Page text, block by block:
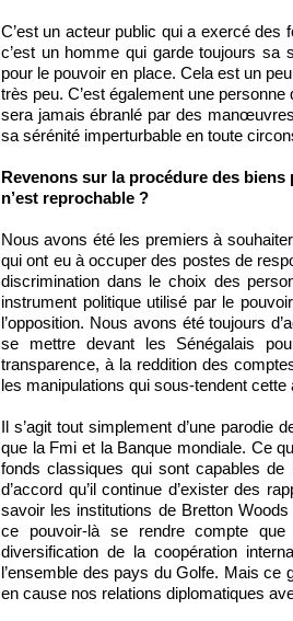
C’est un acteur public qui a exercé
c’est un homme qui garde toujours sa
pour le pouvoir en place. Cela est un
très peu. C’est également une
sera jamais ébranlé par des manœuvres
sa sérénité imperturbable en toute
Revenons sur la procédure des biens
n’est reprochable ?
Nous avons été les premiers à
qui ont eu à occuper des postes de
discrimination dans le choix des
instrument politique utilisé par le
l’opposition. Nous avons été toujours
se mettre devant les Sénégalais
transparence, à la reddition des
les manipulations qui sous-tendent
Il s’agit tout simplement d’une parodie
que la Fmi et la Banque mondiale. Ce
fonds classiques qui sont capables de
d’accord qu’il continue d’exister des
savoir les institutions de Bretton
ce pouvoir-là se rendre compte
diversification de la coopération
l’ensemble des pays du Golfe. Mais
en cause nos relations diplomatiques